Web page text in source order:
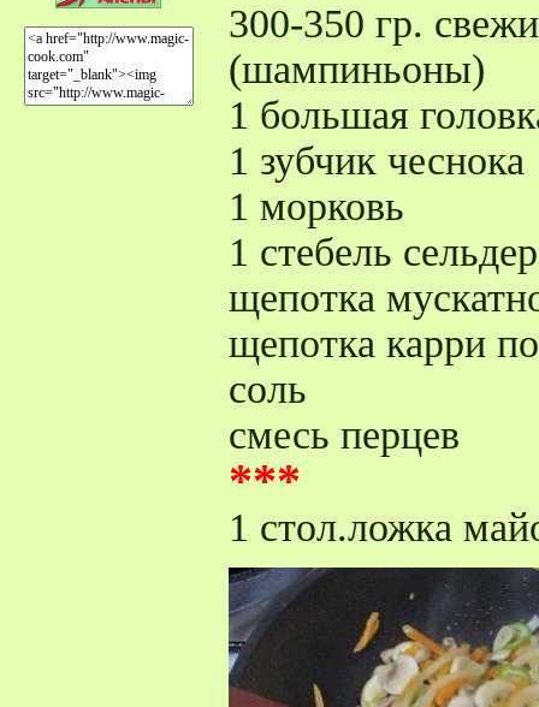
300-350 гр.
(шампиньоны)
1 большая
1 зубчик чеснока
1 морковь
1 стебель
щепотка
щепотка карри
соль
смесь перцев
***
1 стол.ложка